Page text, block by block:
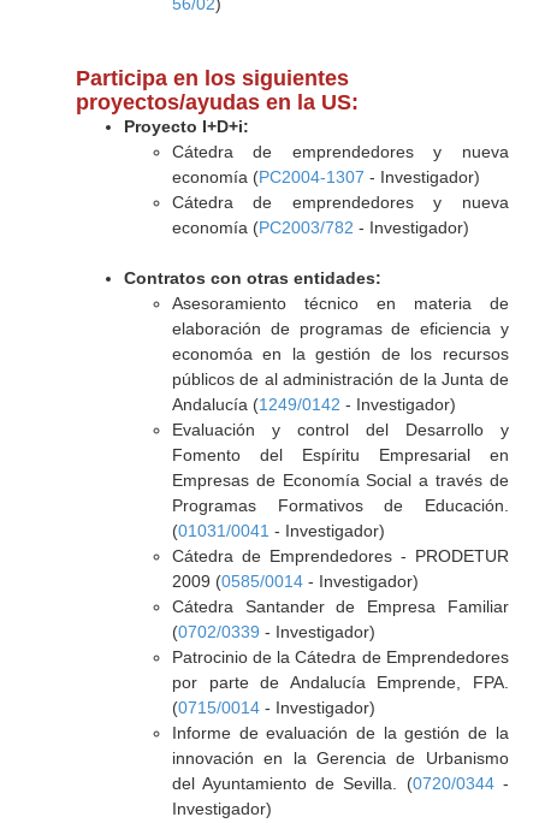
Participa en los siguientes
proyectos/ayudas en la US:
Proyecto I+D+i:
Cátedra de emprendedores y nueva
economía (PC2004-1307 - Investigador)
Cátedra de emprendedores y nueva
economía (PC2003/782 - Investigador)
Contratos con otras entidades:
Asesoramiento técnico en materia de
elaboración de programas de eficiencia y
economóa en la gestión de los recursos
públicos de al administración de la Junta de
Andalucía (1249/0142 - Investigador)
Evaluación y control del Desarrollo y
Fomento del Espíritu Empresarial en
Empresas de Economía Social a través de
Programas Formativos de Educación.
(01031/0041 - Investigador)
Cátedra de Emprendedores - PRODETUR
2009 (0585/0014- Investigador)
Cátedra Santander de Empresa Familiar
(0702/0339 - Investigador)
Patrocinio de la Cátedra de Emprendedores
por parte de Andalucía Emprende, FPA.
(0715/0014- Investigador)
Informe de evaluación de la gestión de la
innovación en la Gerencia de Urbanismo
del Ayuntamiento de Sevilla. (0720/0344-
Investigador)